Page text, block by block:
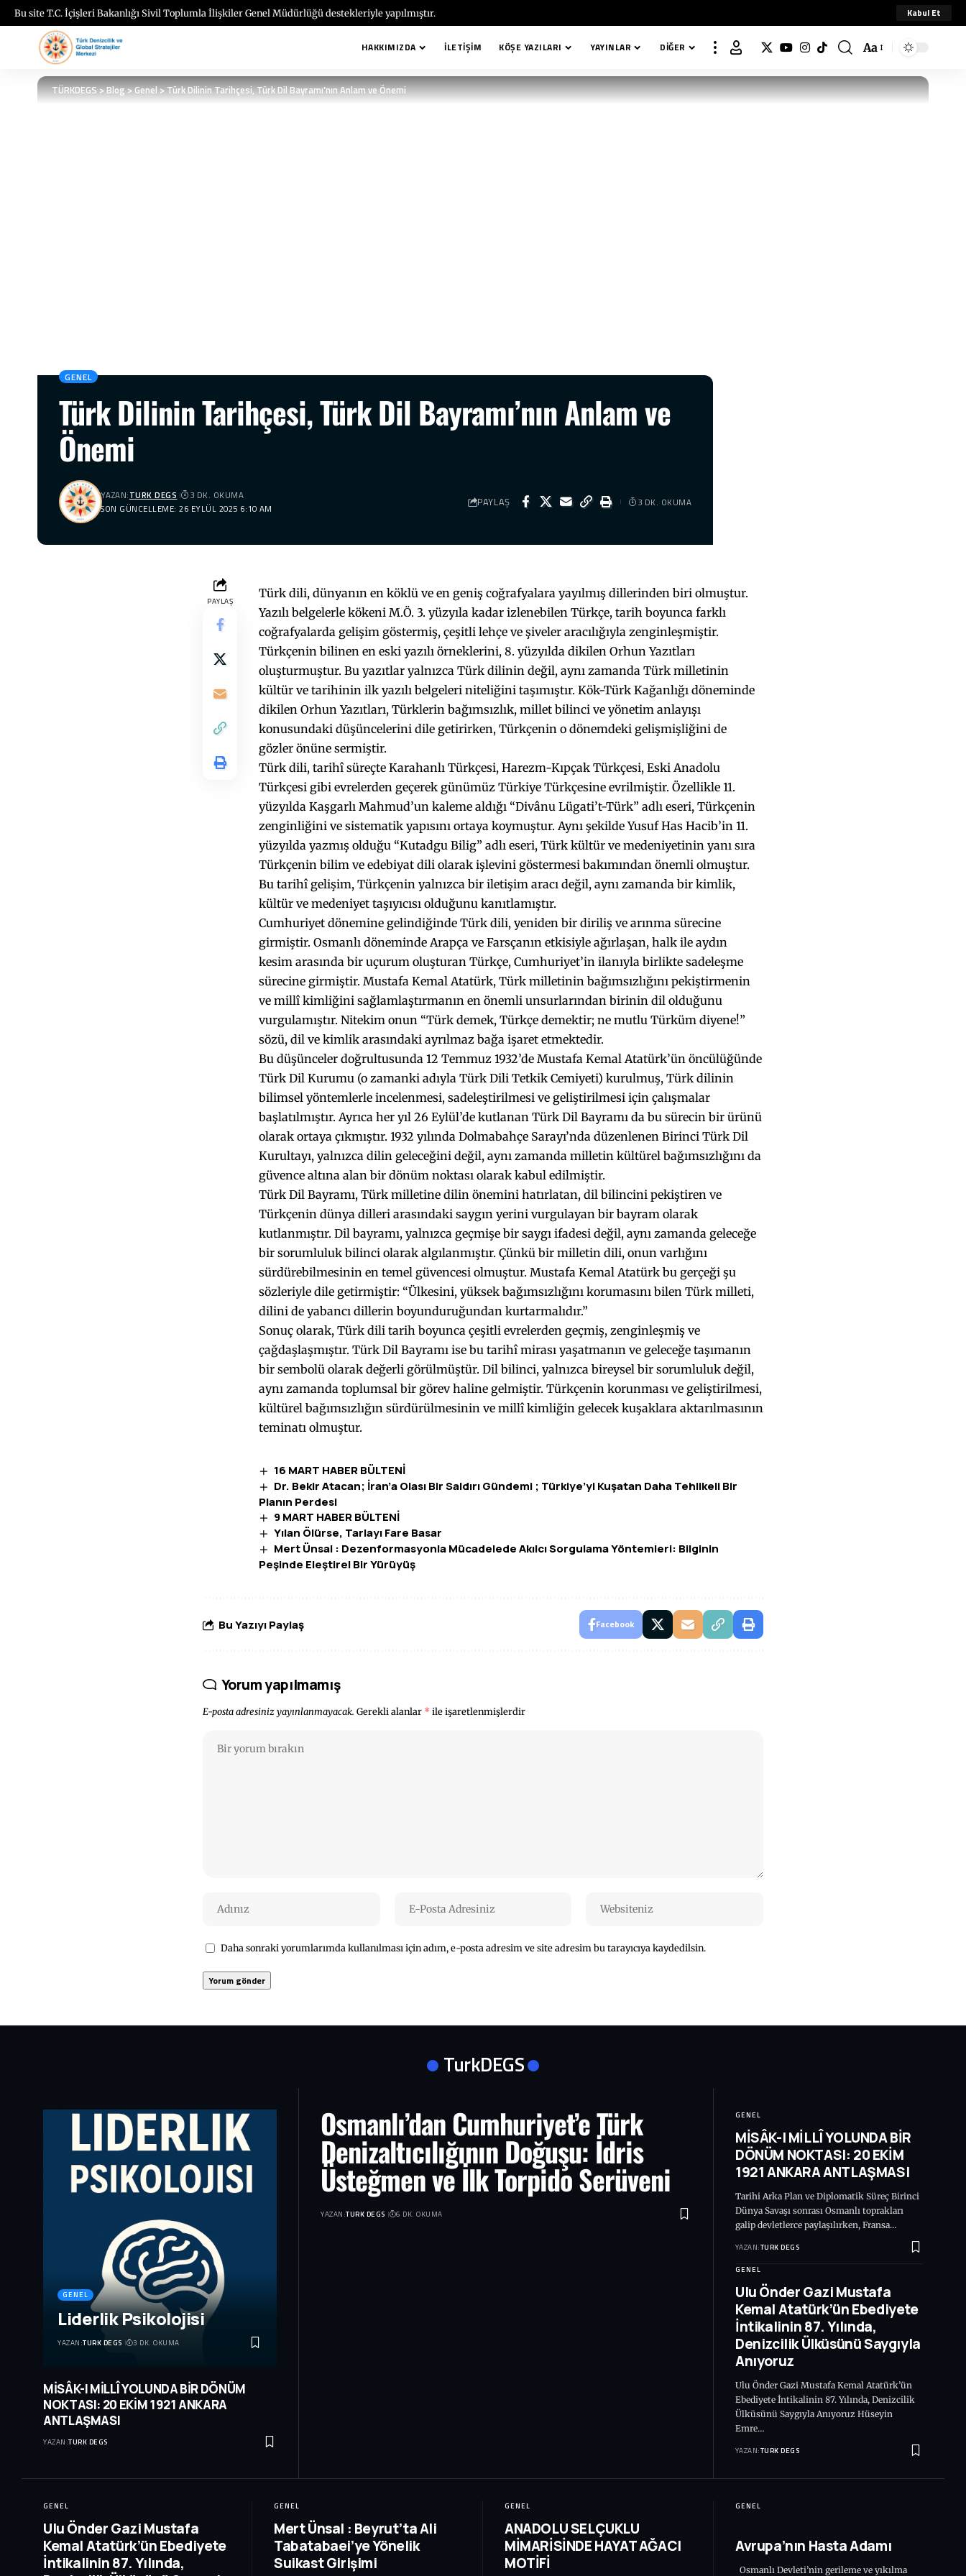
Bu site T.C. İçişleri Bakanlığı Sivil Toplumla İlişkiler Genel Müdürlüğü destekleriyle yapılmıştır. Kabul Et
HAKKIMIZDA İLETIŞIM KÖŞE YAZILARI YAYINLAR DIĞER Aa
TÜRKDEGS>Blog>Genel>Türk Dilinin Tarihçesi, Türk Dil Bayramı’nın Anlam ve Önemi
GENEL
Türk Dilinin Tarihçesi, Türk Dil Bayramı’nın Anlam ve
Önemi
SON GÜNCELLEME: 26 EYLÜL 2025 6:10 AM
YAZAN:TURK DEGS 3 DK. OKUMA PAYLAŞ 3 DK. OKUMA
PAYLAŞ
Türk dili, dünyanın en köklü ve en geniş coğrafyalara yayılmış dillerinden biri olmuştur.
Yazılı belgelerle kökeni M.Ö. 3. yüzyıla kadar izlenebilen Türkçe, tarih boyunca farklı
coğrafyalarda gelişim göstermiş, çeşitli lehçe ve şiveler aracılığıyla zenginleşmiştir.
Türkçenin bilinen en eski yazılı örneklerini, 8. yüzyılda dikilen Orhun Yazıtları
oluşturmuştur. Bu yazıtlar yalnızca Türk dilinin değil, aynı zamanda Türk milletinin
kültür ve tarihinin ilk yazılı belgeleri niteliğini taşımıştır. Kök-Türk Kağanlığı döneminde
dikilen Orhun Yazıtları, Türklerin bağımsızlık, millet bilinci ve yönetim anlayışı
konusundaki düşüncelerini dile getirirken, Türkçenin o dönemdeki gelişmişliğini de
gözler önüne sermiştir.
Türk dili, tarihî süreçte Karahanlı Türkçesi, Harezm-Kıpçak Türkçesi, Eski Anadolu
Türkçesi gibi evrelerden geçerek günümüz Türkiye Türkçesine evrilmiştir. Özellikle 11.
yüzyılda Kaşgarlı Mahmud’un kaleme aldığı “Divânu Lügati’t-Türk” adlı eseri, Türkçenin
zenginliğini ve sistematik yapısını ortaya koymuştur. Aynı şekilde Yusuf Has Hacib’in 11.
yüzyılda yazmış olduğu “Kutadgu Bilig” adlı eseri, Türk kültür ve medeniyetinin yanı sıra
Türkçenin bilim ve edebiyat dili olarak işlevini göstermesi bakımından önemli olmuştur.
Bu tarihî gelişim, Türkçenin yalnızca bir iletişim aracı değil, aynı zamanda bir kimlik,
kültür ve medeniyet taşıyıcısı olduğunu kanıtlamıştır.
Cumhuriyet dönemine gelindiğinde Türk dili, yeniden bir diriliş ve arınma sürecine
girmiştir. Osmanlı döneminde Arapça ve Farsçanın etkisiyle ağırlaşan, halk ile aydın
kesim arasında bir uçurum oluşturan Türkçe, Cumhuriyet’in ilanıyla birlikte sadeleşme
sürecine girmiştir. Mustafa Kemal Atatürk, Türk milletinin bağımsızlığını pekiştirmenin
ve millî kimliğini sağlamlaştırmanın en önemli unsurlarından birinin dil olduğunu
vurgulamıştır. Nitekim onun “Türk demek, Türkçe demektir; ne mutlu Türküm diyene!”
sözü, dil ve kimlik arasındaki ayrılmaz bağa işaret etmektedir.
Bu düşünceler doğrultusunda 12 Temmuz 1932’de Mustafa Kemal Atatürk’ün öncülüğünde
Türk Dil Kurumu (o zamanki adıyla Türk Dili Tetkik Cemiyeti) kurulmuş, Türk dilinin
bilimsel yöntemlerle incelenmesi, sadeleştirilmesi ve geliştirilmesi için çalışmalar
başlatılmıştır. Ayrıca her yıl 26 Eylül’de kutlanan Türk Dil Bayramı da bu sürecin bir ürünü
olarak ortaya çıkmıştır. 1932 yılında Dolmabahçe Sarayı’nda düzenlenen Birinci Türk Dil
Kurultayı, yalnızca dilin geleceğini değil, aynı zamanda milletin kültürel bağımsızlığını da
güvence altına alan bir dönüm noktası olarak kabul edilmiştir.
Türk Dil Bayramı, Türk milletine dilin önemini hatırlatan, dil bilincini pekiştiren ve
Türkçenin dünya dilleri arasındaki saygın yerini vurgulayan bir bayram olarak
kutlanmıştır. Dil bayramı, yalnızca geçmişe bir saygı ifadesi değil, aynı zamanda geleceğe
bir sorumluluk bilinci olarak algılanmıştır. Çünkü bir milletin dili, onun varlığını
sürdürebilmesinin en temel güvencesi olmuştur. Mustafa Kemal Atatürk bu gerçeği şu
sözleriyle dile getirmiştir: “Ülkesini, yüksek bağımsızlığını korumasını bilen Türk milleti,
dilini de yabancı dillerin boyunduruğundan kurtarmalıdır.”
Sonuç olarak, Türk dili tarih boyunca çeşitli evrelerden geçmiş, zenginleşmiş ve
çağdaşlaşmıştır. Türk Dil Bayramı ise bu tarihî mirası yaşatmanın ve geleceğe taşımanın
bir sembolü olarak değerli görülmüştür. Dil bilinci, yalnızca bireysel bir sorumluluk değil,
aynı zamanda toplumsal bir görev haline gelmiştir. Türkçenin korunması ve geliştirilmesi,
kültürel bağımsızlığın sürdürülmesinin ve millî kimliğin gelecek kuşaklara aktarılmasının
teminatı olmuştur.
16 MART HABER BÜLTENİ
Dr. Bekir Atacan; İran’a Olası Bir Saldırı Gündemi ; Türkiye’yi Kuşatan Daha Tehlikeli Bir
Planın Perdesi
9 MART HABER BÜLTENİ
Yılan Ölürse, Tarlayı Fare Basar
Mert Ünsal : Dezenformasyonla Mücadelede Akılcı Sorgulama Yöntemleri: Bilginin
Peşinde Eleştirel Bir Yürüyüş
Bu Yazıyı Paylaş Facebook
Yorum yapılmamış
E-posta adresiniz yayınlanmayacak. Gerekli alanlar * ile işaretlenmişlerdir
Daha sonraki yorumlarımda kullanılması için adım, e-posta adresim ve site adresim bu tarayıcıya kaydedilsin.
TurkDEGS
GENEL
Liderlik Psikolojisi
YAZAN:TURK DEGS 3 DK. OKUMA
MİSÂK-I MİLLÎ YOLUNDA BİR DÖNÜM
NOKTASI: 20 EKİM 1921 ANKARA
ANTLAŞMASI
YAZAN:TURK DEGS
Osmanlı’dan Cumhuriyet’e Türk
Denizaltıcılığının Doğuşu: İdris
Üsteğmen ve İlk Torpido Serüveni
YAZAN:TURK DEGS 6 DK. OKUMA
GENEL
MİSÂK-I MİLLÎ YOLUNDA BİR
DÖNÜM NOKTASI: 20 EKİM
1921 ANKARA ANTLAŞMASI
Tarihi Arka Plan ve Diplomatik Süreç Birinci
Dünya Savaşı sonrası Osmanlı toprakları
galip devletlerce paylaşılırken, Fransa…
YAZAN:TURK DEGS
GENEL
Ulu Önder Gazi Mustafa
Kemal Atatürk’ün Ebediyete
İntikalinin 87. Yılında,
Denizcilik Ülküsünü Saygıyla
Anıyoruz
Ulu Önder Gazi Mustafa Kemal Atatürk’ün
Ebediyete İntikalinin 87. Yılında, Denizcilik
Ülküsünü Saygıyla Anıyoruz Hüseyin
Emre…
YAZAN:TURK DEGS
GENEL
Ulu Önder Gazi Mustafa
Kemal Atatürk’ün Ebediyete
İntikalinin 87. Yılında,
GENEL
Mert Ünsal : Beyrut’ta Ali
Tabatabaei’ye Yönelik
Suikast Girişimi
GENEL
ANADOLU SELÇUKLU
MİMARİSİNDE HAYAT AĞACI
MOTİFİ
GENEL
Avrupa’nın Hasta Adamı
Osmanlı Devleti’nin gerileme ve yıkılma